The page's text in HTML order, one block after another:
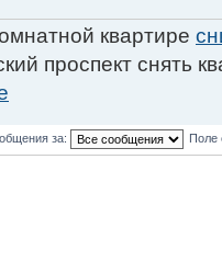
квартире
проспект снять
за: Поле